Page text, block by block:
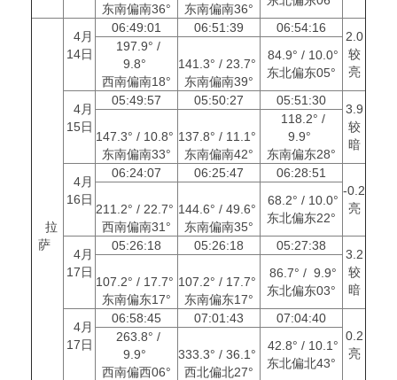
东南偏南36° 东南偏南36°
拉
萨
4月
14日
06:49:01 06:51:39 06:54:16
2.0
较
亮
197.9° /
9.8°
西南偏南18°
141.3° / 23.7°
东南偏南39°
84.9° / 10.0°
东北偏东05°
4月
15日
05:49:57 05:50:27 05:51:30
3.9
较
暗
147.3° / 10.8°
东南偏南33°
137.8° / 11.1°
东南偏南42°
118.2° /
9.9°
东南偏东28°
4月
16日
06:24:07 06:25:47
06:28:51
-0.2
亮
211.2° / 22.7°
西南偏南31°
144.6° / 49.6°
东南偏南35°
68.2° / 10.0°
东北偏东22°
4月
17日
05:26:18 05:26:18 05:27:38
3.2
较
暗
107.2° / 17.7°
东南偏东17°
107.2° / 17.7°
东南偏东17°
86.7° / 9.9°
东北偏东03°
4月
17日
06:58:45 07:01:43
07:04:40
0.2
亮
263.8° /
9.9°
西南偏西06°
333.3° / 36.1°
西北偏北27°
42.8° / 10.1°
东北偏北43°